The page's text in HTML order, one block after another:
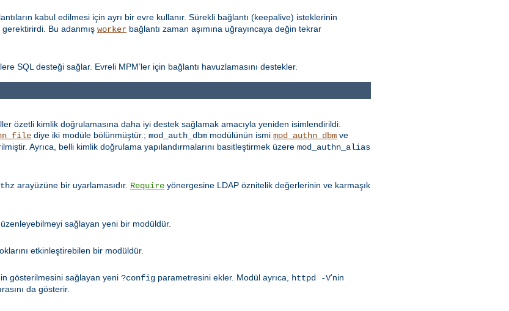
kabul edilmesi için ayrı bir evre kullanır. Sürekli bağlantı (keepalive) isteklerinin
gerektirirdi. Bu adanmış worker bağlantı zaman aşımına uğrayıncaya değin tekrar
SQL desteği sağlar. Evreli MPM’ler için bağlantı havuzlamasını destekler.
özetli kimlik doğrulamasına daha iyi destek sağlamak amacıyla yeniden isimlendirildi.
diye iki modüle bölünmüştür.; mod_auth_dbm modülünün ismi mod_authn_dbm ve
Ayrıca, belli kimlik doğrulama yapılandırmalarını basitleştirmek üzere mod_authn_alias
arayüzüne bir uyarlamasıdır. Require yönergesine LDAP öznitelik değerlerinin ve karmaşık
sağlayan yeni bir modüldür.
etkinleştirebilen bir modüldür.
gösterilmesini sağlayan yeni ?config parametresini ekler. Modül ayrıca, httpd -V’nin
da gösterir.